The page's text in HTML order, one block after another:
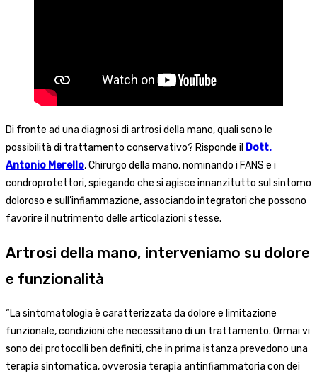
Di fronte ad una diagnosi di artrosi della mano, quali sono le
possibilità di trattamento conservativo? Risponde il Dott.
Antonio Merello, Chirurgo della mano, nominando i FANS e i
condroprotettori, spiegando che si agisce innanzitutto sul sintomo
doloroso e sull’infiammazione, associando integratori che possono
favorire il nutrimento delle articolazioni stesse.
Artrosi della mano, interveniamo su dolore
e funzionalità
“La sintomatologia è caratterizzata da dolore e limitazione
funzionale, condizioni che necessitano di un trattamento. Ormai vi
sono dei protocolli ben definiti, che in prima istanza prevedono una
terapia sintomatica, ovverosia terapia antinfiammatoria con dei